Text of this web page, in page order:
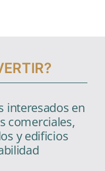
interesados en
comerciales,
y edificios